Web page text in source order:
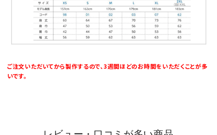
ご注文いただいてから製作するので、3週間ほどのお時間をいただくことが多
いです。